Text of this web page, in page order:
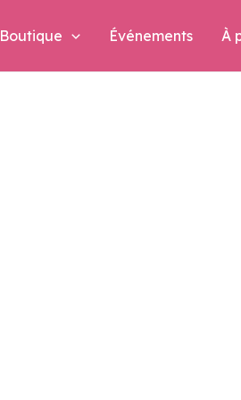
Boutique Événements À